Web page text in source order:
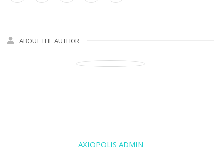
ABOUT THE AUTHOR
AXIOPOLIS ADMIN